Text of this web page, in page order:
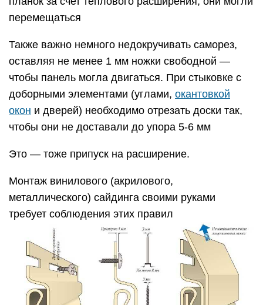
перемещаться
Также важно немного недокручивать саморез,
оставляя не менее 1 мм ножки свободной —
чтобы панель могла двигаться. При стыковке с
доборными элементами (углами, окантовкой
окон и дверей) необходимо отрезать доски так,
чтобы они не доставали до упора 5-6 мм
Это — тоже припуск на расширение.
Монтаж винилового (акрилового,
металлического) сайдинга своими руками
требует соблюдения этих правил